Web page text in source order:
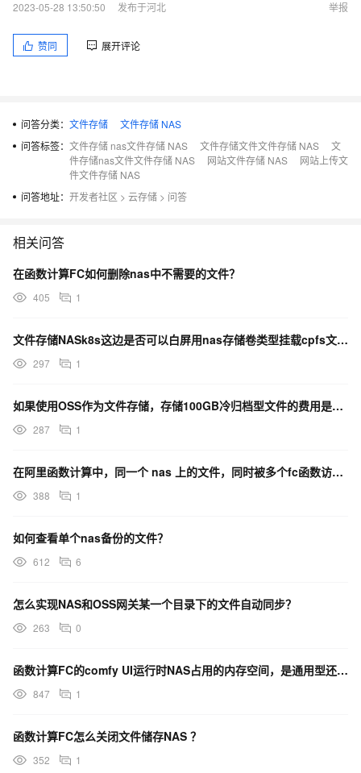
2023-05-28 13:50:50 发布于河北 举报
赞同 展开评论
问答分类： 文件存储
文件存储 NAS
问答标签： 文件存储 nas文件存储 NAS 文件存储文件文件存储 NAS
文
件存储nas文件文件存储 NAS
网站文件存储 NAS
网站上传文
件文件存储 NAS
问答地址： 开发者社区 > 云存储 > 问答
相关问答
在函数计算FC如何删除nas中不需要的文件？
405 1
文件存储NASk8s这边是否可以白屏用nas存储卷类型挂载cpfs文件系统？
297 1
如果使用OSS作为文件存储，存储100GB冷归档型文件的费用是多少？
287 1
在阿里函数计算中，同一个 nas 上的文件，同时被多个fc函数访问，这里会有性能瓶颈吗？
388 1
如何查看单个nas备份的文件？
612 6
怎么实现NAS和OSS网关某一个目录下的文件自动同步？
263 0
函数计算FC的comfy UI运行时NAS占用的内存空间，是通用型还是性能型？
847 1
函数计算FC怎么关闭文件储存NAS ？
352 1